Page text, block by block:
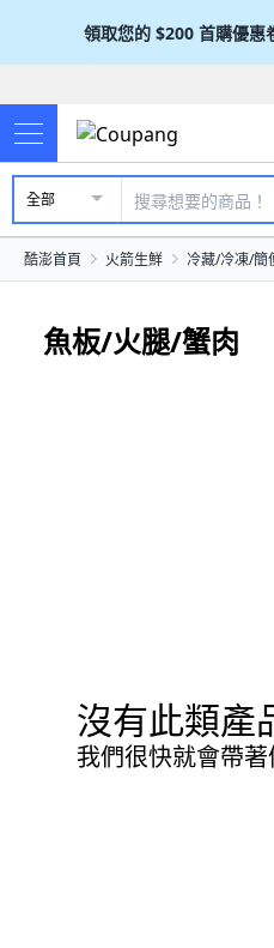
領取您的 $200 首購優惠
全部
酷澎首頁 火箭生鮮 冷藏/冷凍/簡
魚板/火腿/蟹肉
沒有此類產
我們很快就會帶